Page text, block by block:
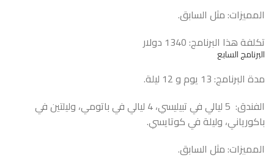
المميزات: مثل السابق.
تكلفة هذا البرنامج: 1340 دولار
البرنامج السابع
مدة البرنامج: 13 يوم و 12 ليلة.
الفندق: 5 ليالي في تبيليسي، 4 ليالي في باتومي، وليلتين في
باكورياني، وليلة في كوتايسي.
المميزات: مثل السابق.